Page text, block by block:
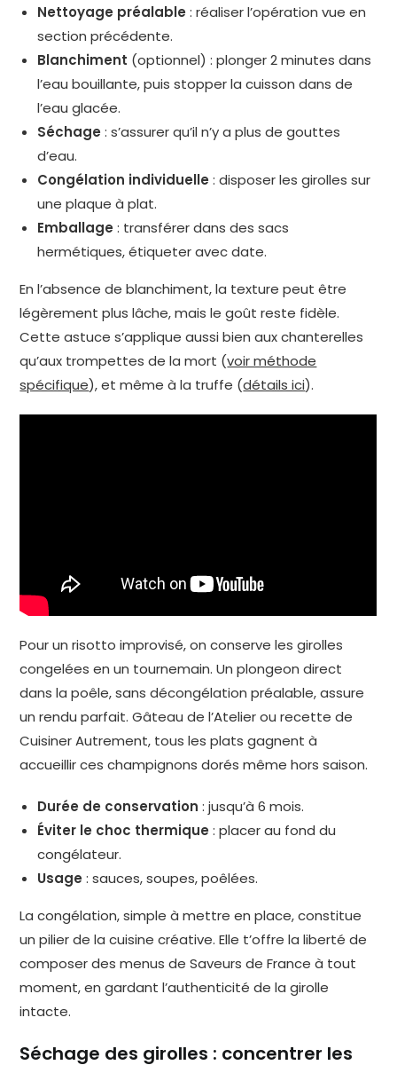
Nettoyage préalable : réaliser l’opération vue en
section précédente.
Blanchiment (optionnel) : plonger 2 minutes dans
l’eau bouillante, puis stopper la cuisson dans de
l’eau glacée.
Séchage : s’assurer qu’il n’y a plus de gouttes
d’eau.
Congélation individuelle : disposer les girolles sur
une plaque à plat.
Emballage : transférer dans des sacs
hermétiques, étiqueter avec date.
En l’absence de blanchiment, la texture peut être
légèrement plus lâche, mais le goût reste fidèle.
Cette astuce s’applique aussi bien aux chanterelles
qu’aux trompettes de la mort (voir méthode
spécifique), et même à la truffe (détails ici).
Pour un risotto improvisé, on conserve les girolles
congelées en un tournemain. Un plongeon direct
dans la poêle, sans décongélation préalable, assure
un rendu parfait. Gâteau de l’Atelier ou recette de
Cuisiner Autrement, tous les plats gagnent à
accueillir ces champignons dorés même hors saison.
Durée de conservation : jusqu’à 6 mois.
Éviter le choc thermique : placer au fond du
congélateur.
Usage : sauces, soupes, poêlées.
La congélation, simple à mettre en place, constitue
un pilier de la cuisine créative. Elle t’offre la liberté de
composer des menus de Saveurs de France à tout
moment, en gardant l’authenticité de la girolle
intacte.
Séchage des girolles : concentrer les